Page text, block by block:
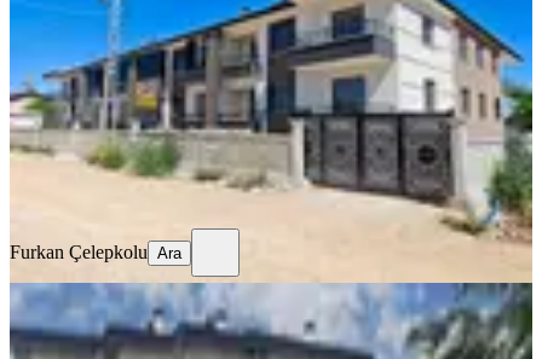
Konya, Meram
2+1· 105 m²· 2. Kat·01.07.2026
3.150.000 ₺
Furkan Çelepkolu
Furkan Çelepkolu Ara
BALKONLU
Sahibinden Harmancık Mahallesinde
Köşe Başı 3+1 Daire